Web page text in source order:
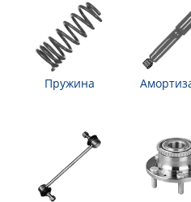
Пружина